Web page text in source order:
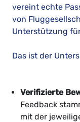
vereint echte
von
Unterstützung
Das ist der
Verifizierte
Feedback
mit der